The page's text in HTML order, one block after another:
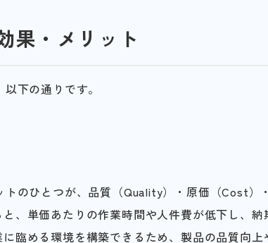
果・メリット
下の通りです。
トのひとつが、品質（Quality）・原価（Cost）
、単価あたりの作業時間や人件費が低下し、
臨める環境を構築できるため、製品の品質向